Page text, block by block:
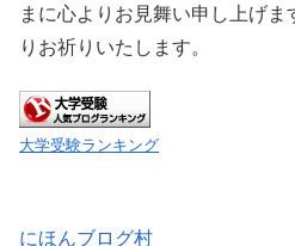
まに心よりお見舞い申し上げま
りお祈りいたします。
大学受験ランキング
にほんブログ村